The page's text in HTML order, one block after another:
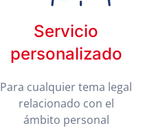
Servicio
personalizado
Para cualquier tema legal
relacionado con el
ámbito personal